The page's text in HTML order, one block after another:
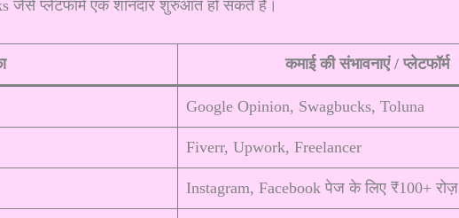
जैसे प्लेटफॉर्म एक शानदार शुरुआत हो सकते हैं।
कमाई की संभावनाएं / प्लेटफॉर्म
Google Opinion, Swagbucks, Toluna
Fiverr, Upwork, Freelancer
Instagram, Facebook पेज के लिए ₹100+ रोज़